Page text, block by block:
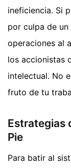
ineficiencia. Si
por culpa de
operaciones al
los accionistas
intelectual. No
fruto de tu
Estrategias
Pie
Para batir al